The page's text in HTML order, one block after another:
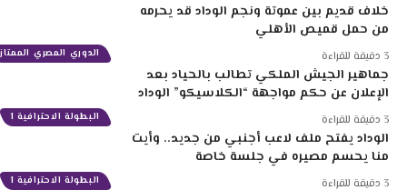
الدوري المصري الممتاز
خلاف قديم بين عموتة ونجم الوداد قد يحرمه
من حمل قميص الأهلي
البطولة الاحترافية 1
جماهير الجيش الملكي تطالب بالحياد بعد
الإعلان عن حكم مواجهة “الكلاسيكو” الوداد
البطولة الاحترافية 1
الوداد يفتح ملف لاعب أجنبي من جديد.. وأيت
منا يحسم مصيره في جلسة خاصة